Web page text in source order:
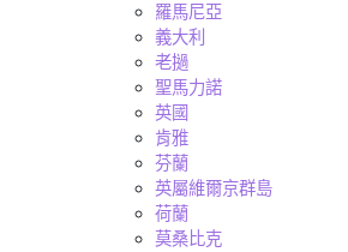
羅馬尼亞
義大利
老撾
聖馬力諾
英國
肯雅
芬蘭
英屬維爾京群島
荷蘭
莫桑比克